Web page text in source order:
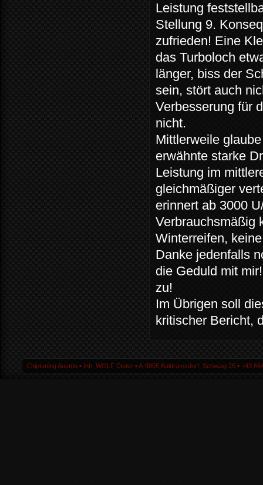
Leistung
Stellung 9.
zufrieden! Eine
das Turboloch
länger, biss der
sein, stört auch
Verbesserung für
nicht.
Mittlerweile
erwähnte starke
Leistung im
gleichmäßiger
erinnert ab 3000
Verbrauchsmäßig
Winterreifen,
Danke jedenfalls
die Geduld mit
zu!
Im Übrigen soll
kritischer Bericht,
Chiptuning Austria ▪ Inh. WOLF Dieter ▪ A-9805 Baldramsdorf, Schwaig 25 ▪ +43